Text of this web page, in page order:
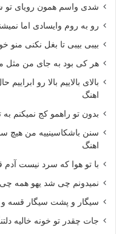
شدی واسم همون رویای تو
رو به روم وایسادی اما
بیبی بیبی تا بغل نکنی منو
هر کی بود به جای من مثل
بالای بالاییم بالا رو
اهنگ
بدون تو راهمو کج نمیکنم
سنن باشکاسینییه من هیچ
اهنگ
با تو هوا که سرد نیست آدم
نمیدونم چی شد یهو همه
سیگار و پشت سیگار قسه و
جات چقدر تو خونه خالیه